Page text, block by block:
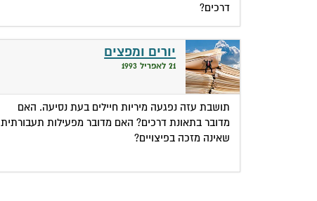
דרכים?
יורים ומפצים
21 לאפריל 1993
תושבת עזה נפגעה מיריות חיילים בעת נסיעה. האם
מדובר בתאונת דרכים? האם מדובר מפעילות תעבורתית
שאינה מזכה בפיצויים?